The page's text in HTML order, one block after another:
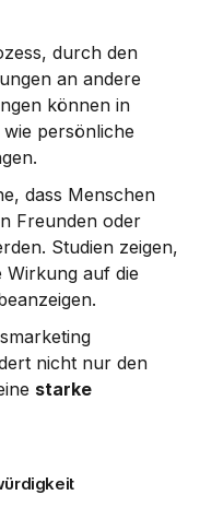
durch den
an andere
können in
persönliche
dass Menschen
Freunden oder
Studien zeigen,
Wirkung auf die
nicht nur den
starke